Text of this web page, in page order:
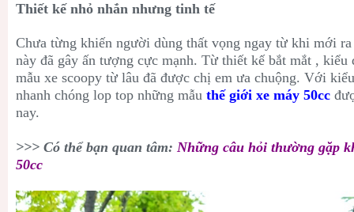
Thiết kế nhỏ nhắn nhưng tinh tế
Chưa từng khiến người dùng thất vọng ngay từ khi mới
này đã gây ấn tượng cực mạnh. Từ thiết kế bắt mắt , kiểu
mẫu xe scoopy từ lâu đã được chị em ưa chuộng. Với
nhanh chóng lop top những mẫu thế giới xe máy 50cc
nay.
>>> Có thể bạn quan tâm: Những câu hỏi thường gặp
50cc